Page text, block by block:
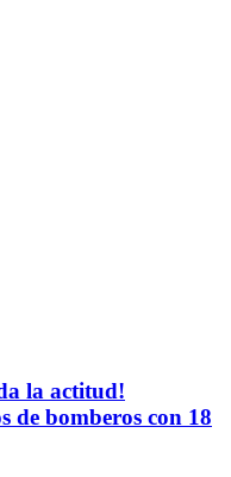
la actitud!
de bomberos con 18